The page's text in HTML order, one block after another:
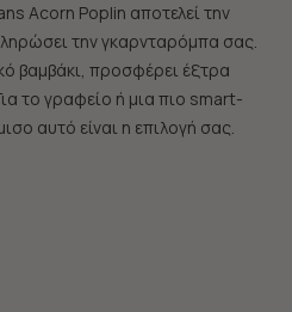
Acorn Poplin αποτελεί την
την γκαρνταρόμπα σας.
βαμβάκι, προσφέρει έξτρα
το γραφείο ή μια πιο smart-
αυτό είναι η επιλογή σας.